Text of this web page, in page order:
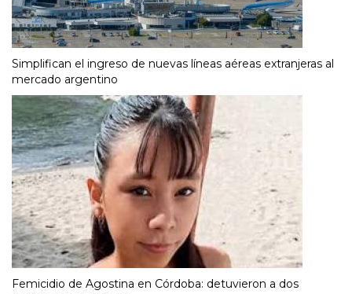
Simplifican el ingreso de nuevas líneas aéreas extranjeras al
mercado argentino
Femicidio de Agostina en Córdoba: detuvieron a dos